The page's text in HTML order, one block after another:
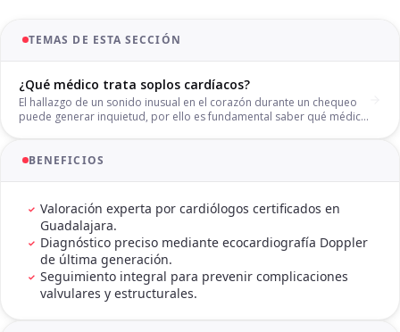
TEMAS DE ESTA SECCIÓN
¿Qué médico trata soplos cardíacos?
El hallazgo de un sonido inusual en el corazón durante un chequeo
puede generar inquietud, por ello es fundamental saber qué médico
signo de una alteración valvular. En nuestra práctica en Guadalajara,
con total eficiencia y sin riesgos ocultos.
BENEFICIOS
Valoración experta por cardiólogos certificados en
Guadalajara.
Diagnóstico preciso mediante ecocardiografía Doppler
de última generación.
Seguimiento integral para prevenir complicaciones
valvulares y estructurales.